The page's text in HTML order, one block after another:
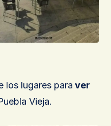
los lugares para ver
Vieja.